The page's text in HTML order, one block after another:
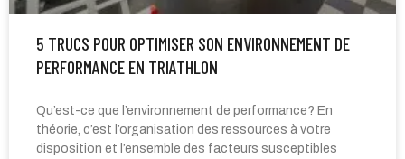
5 TRUCS POUR OPTIMISER SON ENVIRONNEMENT DE
PERFORMANCE EN TRIATHLON
Qu’est-ce que l’environnement de performance? En
théorie, c’est l’organisation des ressources à votre
disposition et l’ensemble des facteurs susceptibles